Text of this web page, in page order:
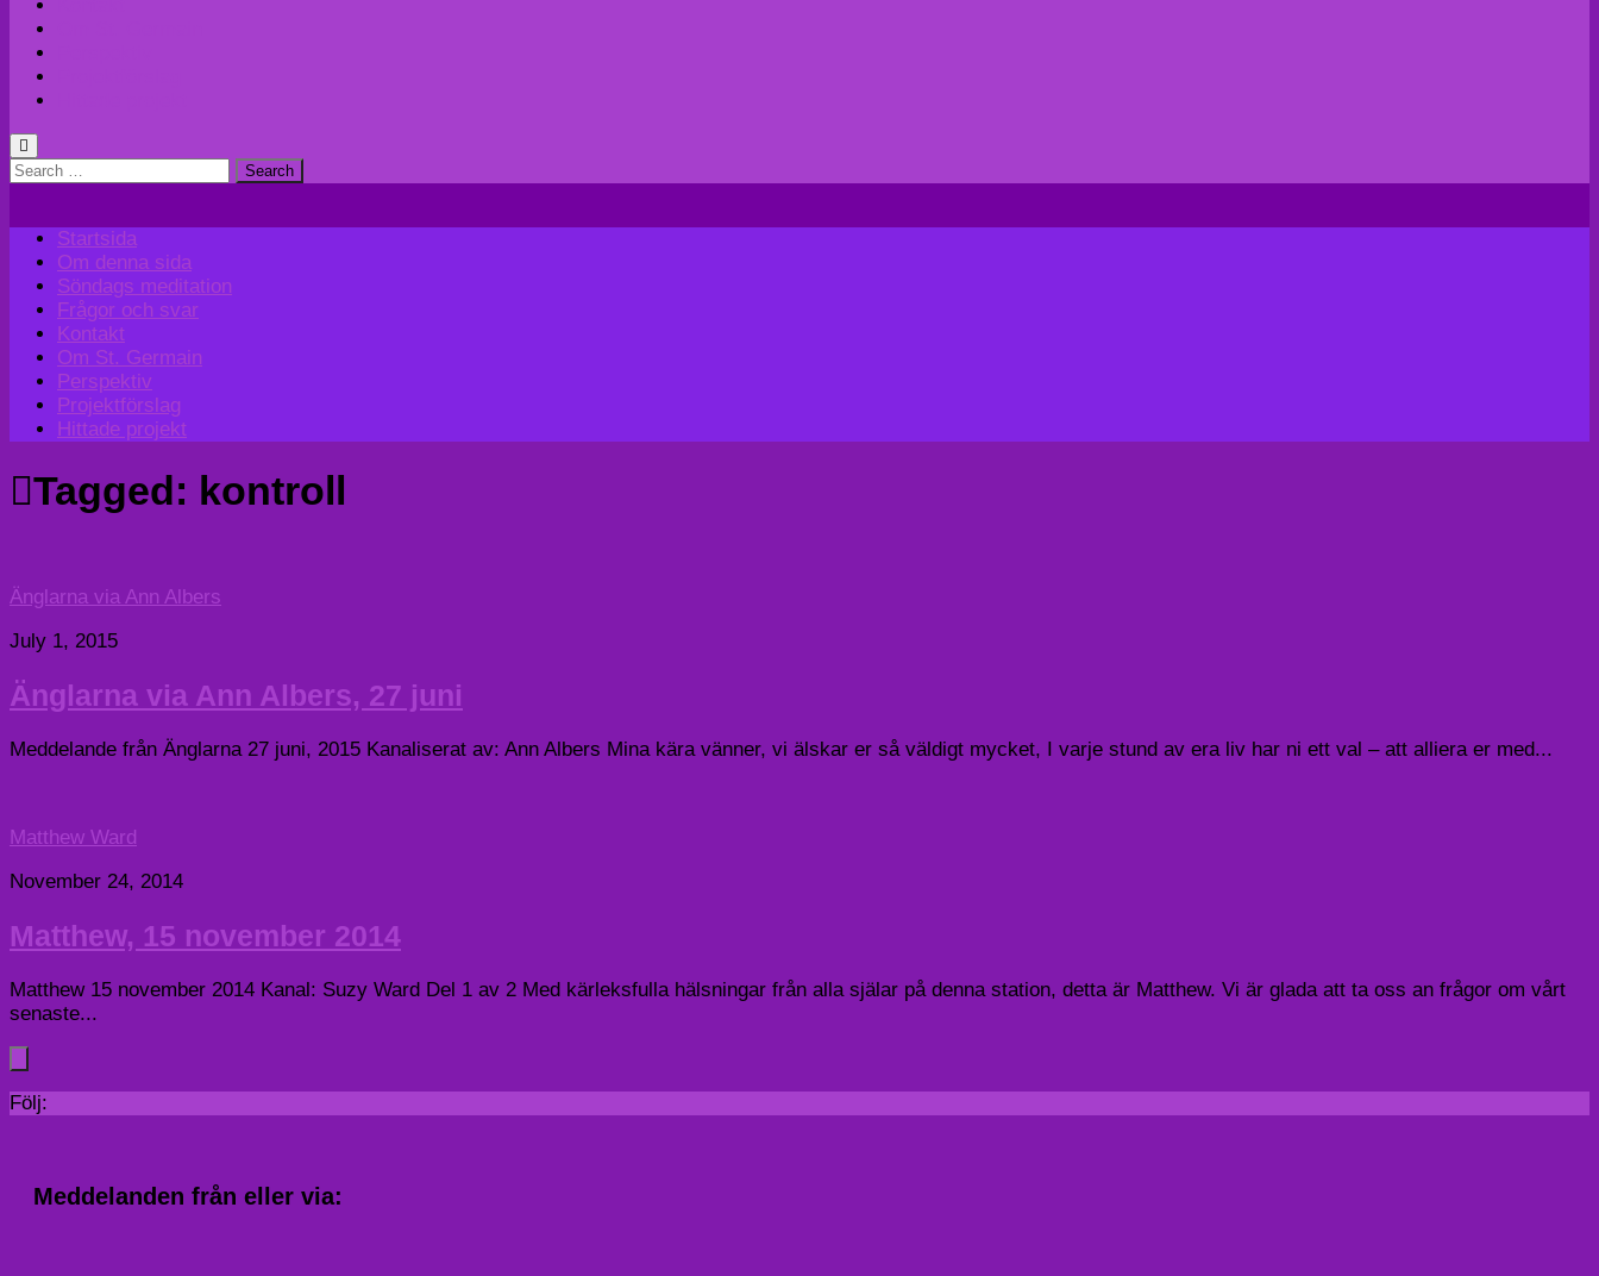
Search
Startsida
Om denna sida
Söndags meditation
Frågor och svar
Kontakt
Om St. Germain
Perspektiv
Projektförslag
Hittade projekt
Tagged: kontroll
Änglarna via Ann Albers
July 1, 2015
Änglarna via Ann Albers, 27 juni
Meddelande från Änglarna 27 juni, 2015 Kanaliserat av: Ann Albers Mina kära vänner, vi älskar er så väldigt mycket, I varje stund av era liv har ni ett val – att alliera er med...
Matthew Ward
November 24, 2014
Matthew, 15 november 2014
Matthew 15 november 2014 Kanal: Suzy Ward Del 1 av 2 Med kärleksfulla hälsningar från alla själar på denna station, detta är Matthew. Vi är glada att ta oss an frågor om vårt
senaste...
Följ:
Meddelanden från eller via: